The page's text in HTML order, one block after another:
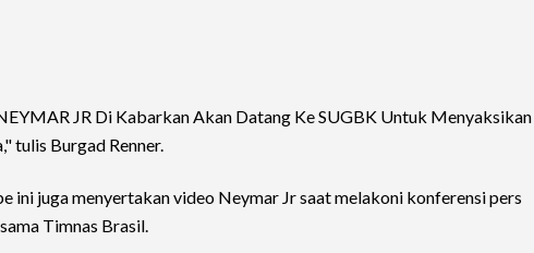
JR Di Kabarkan Akan Datang Ke SUGBK Untuk Menyaksikan
tulis Burgad Renner.
ini juga menyertakan video Neymar Jr saat melakoni konferensi pers
Timnas Brasil.